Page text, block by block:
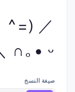
／
• ᵕ •｡∩
صيغة النسخ